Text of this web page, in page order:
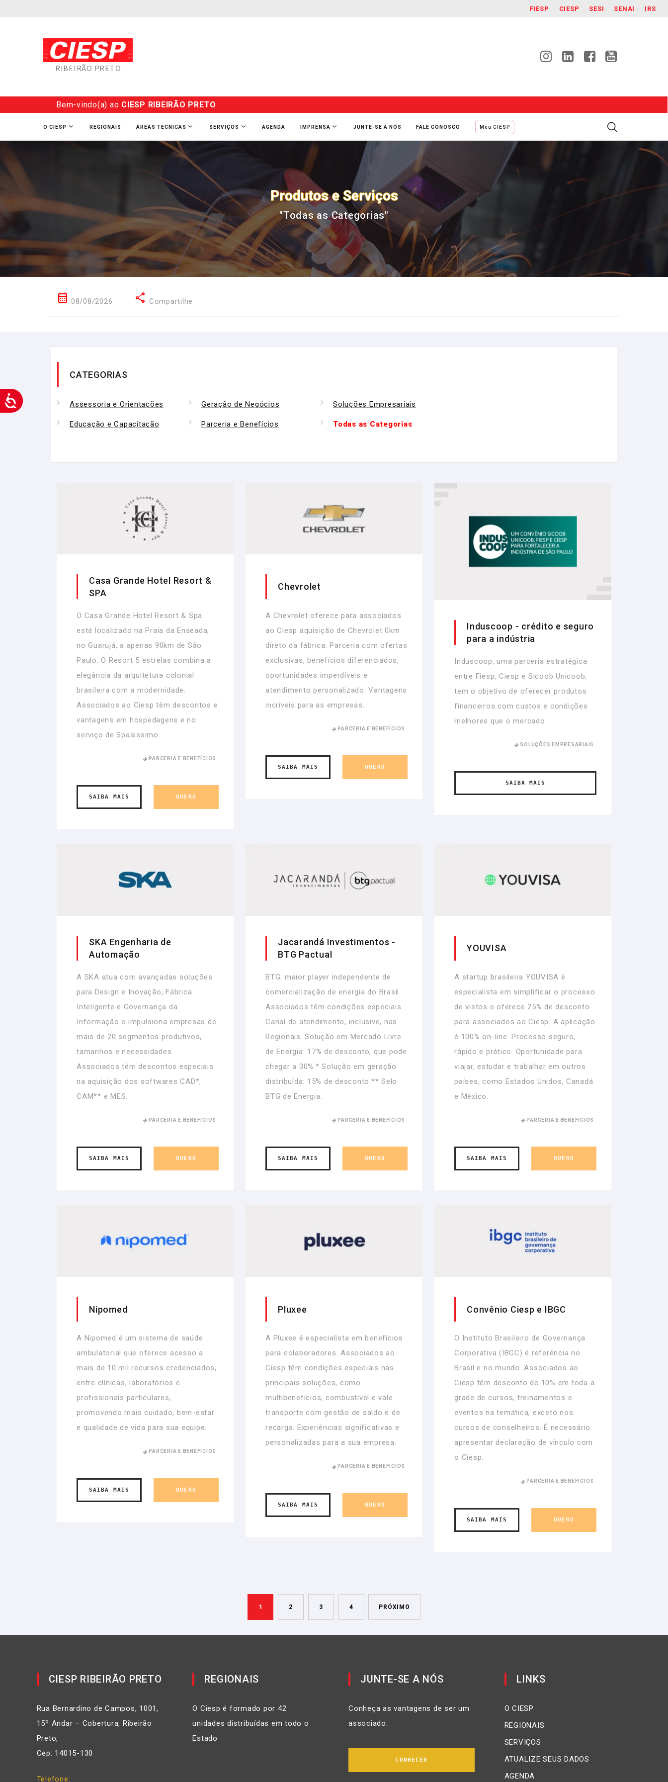
FIESP CIESP SESI SENAI IRS
RIBEIRÃO PRETO
Bem-vindo(a) ao CIESP RIBEIRÃO PRETO
O CIESP REGIONAIS ÁREAS TÉCNICAS SERVIÇOS AGENDA IMPRENSA JUNTE-SE A NÓS FALE CONOSCO Meu CIESP
Produtos e Serviços
"Todas as Categorias"
calendar_month 08/08/2026 share Compartilhe
CATEGORIAS
Assessoria e Orientações
Educação e Capacitação
Geração de Negócios
Parceria e Benefícios
Soluções Empresariais
Todas as Categorias
Casa Grande Hotel Resort &
SPA
O Casa Grande Hotel Resort & Spa
está localizado na Praia da Enseada,
no Guarujá, a apenas 90km de São
Paulo. O Resort 5 estrelas combina a
elegância da arquitetura colonial
brasileira com a modernidade.
Associados ao Ciesp têm descontos e
vantagens em hospedagens e no
serviço de Spasissimo.
PARCERIA E BENEFÍCIOS
SAIBA MAIS QUERO
Chevrolet
A Chevrolet oferece para associados
ao Ciesp aquisição de Chevrolet 0km
direto da fábrica. Parceria com ofertas
exclusivas, benefícios diferenciados,
oportunidades imperdíveis e
atendimento personalizado. Vantagens
incríveis para as empresas.
PARCERIA E BENEFÍCIOS
SAIBA MAIS QUERO
Induscoop - crédito e seguro
para a indústria
Induscoop, uma parceria estratégica
entre Fiesp, Ciesp e Sicoob Unicoob,
tem o objetivo de oferecer produtos
financeiros com custos e condições
melhores que o mercado.
SOLUÇÕES EMPRESARIAIS
SAIBA MAIS
SKA Engenharia de
Automação
A SKA atua com avançadas soluções
para Design e Inovação, Fábrica
Inteligente e Governança da
Informação e impulsiona empresas de
mais de 20 segmentos produtivos,
tamanhos e necessidades.
Associados têm descontos especiais
na aquisição dos softwares CAD*,
CAM** e MES.
PARCERIA E BENEFÍCIOS
SAIBA MAIS QUERO
Jacarandá Investimentos -
BTG Pactual
BTG: maior player independente de
comercialização de energia do Brasil.
Associados têm condições especiais.
Canal de atendimento, inclusive, nas
Regionais. Solução em Mercado Livre
de Energia: 17% de desconto, que pode
chegar a 30%.* Solução em geração
distribuída: 15% de desconto.** Selo
BTG de Energia.
PARCERIA E BENEFÍCIOS
SAIBA MAIS QUERO
YOUVISA
A startup brasileira YOUVISA é
especialista em simplificar o processo
de vistos e oferece 25% de desconto
para associados ao Ciesp. A aplicação
é 100% on-line. Processo seguro,
rápido e prático. Oportunidade para
viajar, estudar e trabalhar em outros
países, como Estados Unidos, Canadá
e México.
PARCERIA E BENEFÍCIOS
SAIBA MAIS QUERO
Nipomed
A Nipomed é um sistema de saúde
ambulatorial que oferece acesso a
mais de 10 mil recursos credenciados,
entre clínicas, laboratórios e
profissionais particulares,
promovendo mais cuidado, bem-estar
e qualidade de vida para sua equipe.
PARCERIA E BENEFÍCIOS
SAIBA MAIS QUERO
Pluxee
A Pluxee é especialista em benefícios
para colaboradores. Associados ao
Ciesp têm condições especiais nas
principais soluções, como
multibenefícios, combustível e vale
transporte com gestão de saldo e de
recarga. Experiências significativas e
personalizadas para a sua empresa.
PARCERIA E BENEFÍCIOS
SAIBA MAIS QUERO
Convênio Ciesp e IBGC
O Instituto Brasileiro de Governança
Corporativa (IBGC) é referência no
Brasil e no mundo. Associados ao
Ciesp têm desconto de 10% em toda a
grade de cursos, treinamentos e
eventos na temática, exceto nos
cursos de conselheiros. É necessário
apresentar declaração de vínculo com
o Ciesp.
PARCERIA E BENEFÍCIOS
SAIBA MAIS QUERO
1 2 3 4 PRÓXIMO
CIESP RIBEIRÃO PRETO
Rua Bernardino de Campos, 1001,
15º Andar – Cobertura, Ribeirão
Preto,
Cep: 14015-130
Telefone
REGIONAIS
O Ciesp é formado por 42
unidades distribuídas em todo o
Estado
JUNTE-SE A NÓS
Conheça as vantagens de ser um
associado.
CONHECER
LINKS
O CIESP
REGIONAIS
SERVIÇOS
ATUALIZE SEUS DADOS
AGENDA